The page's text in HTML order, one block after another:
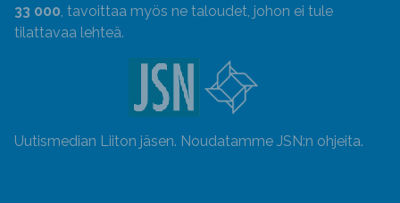
33 000, tavoittaa myös ne taloudet, johon ei tule
tilattavaa lehteä.
Uutismedian Liiton jäsen. Noudatamme JSN:n ohjeita.